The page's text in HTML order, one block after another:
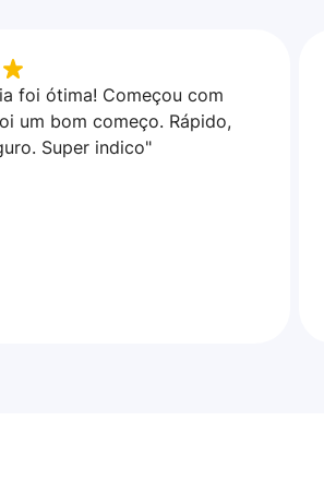
foi ótima! Começou com
um bom começo. Rápido,
Super indico"